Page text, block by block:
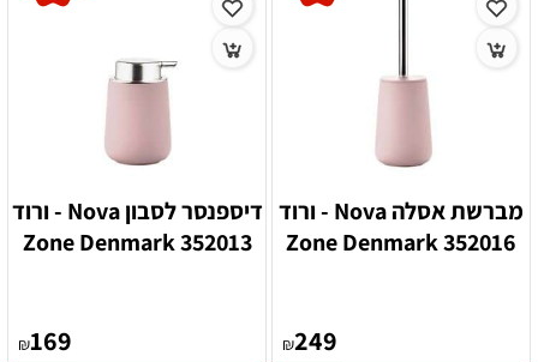
מברשת אסלה Nova - ורוד
352016 Zone Denmark
₪249
דיספנסר לסבון Nova - ורוד
352013 Zone Denmark
₪169